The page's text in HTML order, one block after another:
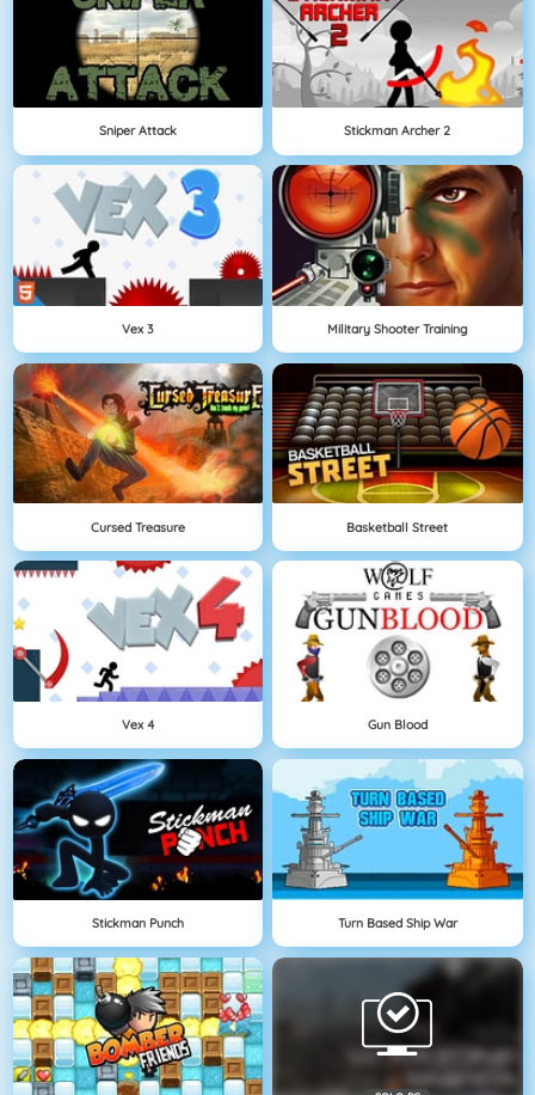
Sniper Attack Stickman Archer 2
Vex 3 Military Shooter Training
Cursed Treasure Basketball Street
Vex 4 Gun Blood
Stickman Punch Turn Based Ship War